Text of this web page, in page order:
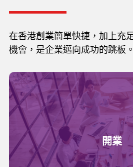
在香港創業簡單快捷，加上充
機會，是企業邁向成功的跳板。
開業